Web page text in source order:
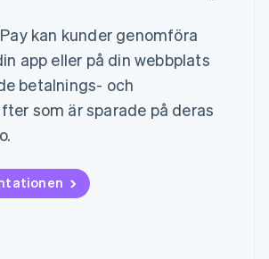
kan kunder genomföra
app eller på din webbplats
betalnings- och
som är sparade på deras